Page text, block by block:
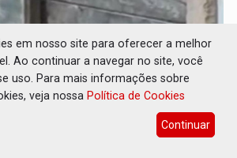
em nosso site para oferecer a melhor
Ao continuar a navegar no site, você
uso. Para mais informações sobre
veja nossa Política de Cookies
Continuar